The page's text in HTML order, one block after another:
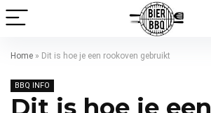
Home » Dit is hoe je een rookoven gebruikt
BBQ INFO